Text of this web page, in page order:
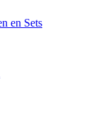
en Sets